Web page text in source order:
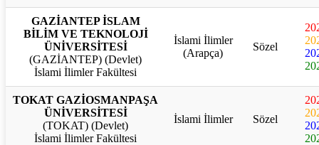
GAZİANTEP İSLAM
BİLİM VE TEKNOLOJİ
ÜNİVERSİTESİ
(GAZİANTEP) (Devlet)
İslami İlimler Fakültesi
İslami İlimler
(Arapça)
Sözel
TOKAT GAZİOSMANPAŞA
ÜNİVERSİTESİ
(TOKAT) (Devlet)
İslami İlimler Fakültesi
İslami İlimler Sözel